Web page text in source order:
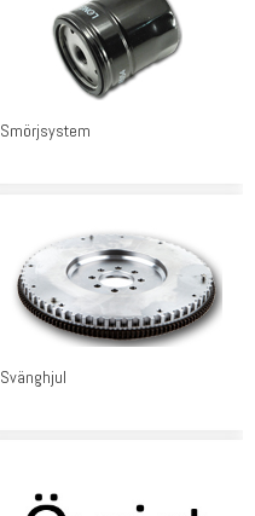
Smörjsystem
Svänghjul